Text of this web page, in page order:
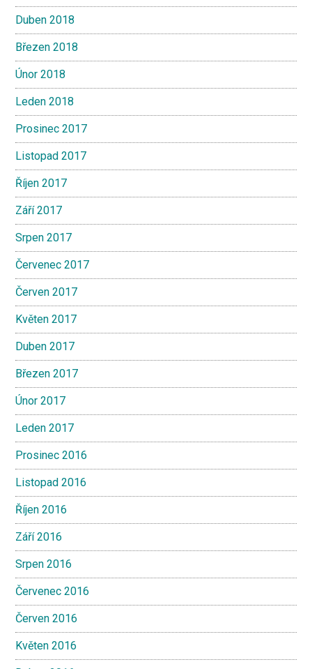
Duben 2018
Březen 2018
Únor 2018
Leden 2018
Prosinec 2017
Listopad 2017
Říjen 2017
Září 2017
Srpen 2017
Červenec 2017
Červen 2017
Květen 2017
Duben 2017
Březen 2017
Únor 2017
Leden 2017
Prosinec 2016
Listopad 2016
Říjen 2016
Září 2016
Srpen 2016
Červenec 2016
Červen 2016
Květen 2016